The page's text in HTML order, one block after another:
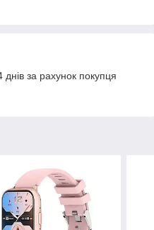
за рахунок покупця